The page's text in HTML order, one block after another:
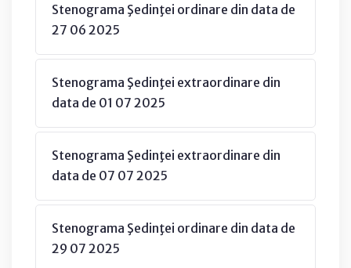
Stenograma Şedinţei ordinare din data de
27 06 2025
Stenograma Şedinţei extraordinare din
data de 01 07 2025
Stenograma Şedinţei extraordinare din
data de 07 07 2025
Stenograma Şedinţei ordinare din data de
29 07 2025